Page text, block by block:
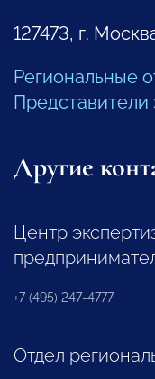
127473, г.
Региональные
Другие
Центр
+7 (495) 247-4777
Отдел